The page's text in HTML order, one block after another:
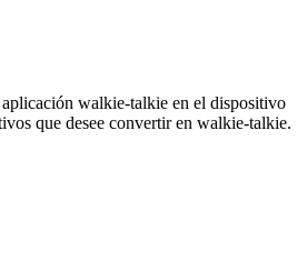
walkie-talkie en el dispositivo
que desee convertir en walkie-talkie.